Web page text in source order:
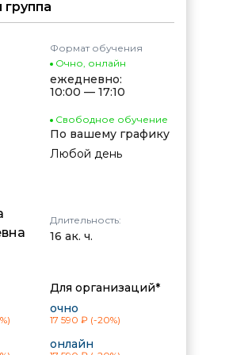
Формат обучения
Очно, онлайн
ежедневно:
10:00 — 17:10
Свободное обучение
По вашему графику
Любой день
Длительность:
16 ак. ч.
Для организаций*
очно
17 590 ₽ (-20%)
онлайн